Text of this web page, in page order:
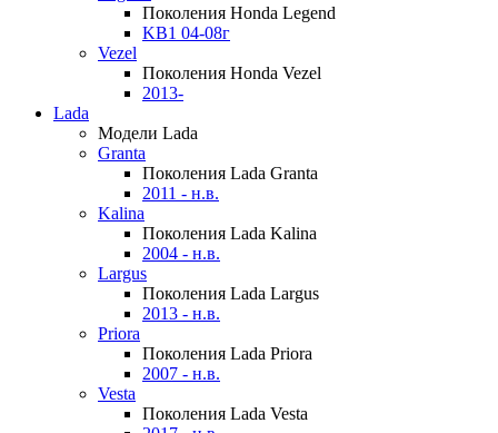
Поколения Honda Legend
KB1 04-08г
Vezel
Поколения Honda Vezel
2013-
Lada
Модели Lada
Granta
Поколения Lada Granta
2011 - н.в.
Kalina
Поколения Lada Kalina
2004 - н.в.
Largus
Поколения Lada Largus
2013 - н.в.
Priora
Поколения Lada Priora
2007 - н.в.
Vesta
Поколения Lada Vesta